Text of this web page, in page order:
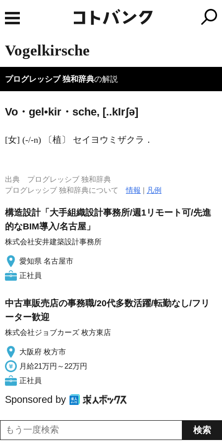
Vogelkirsche
プログレッシブ 独和辞典の解説
Vo・gel•kir・sche, [..kIrʃə]
[女] (-/-n) 〔植〕 セイヨウミザクラ．
出典 プログレッシブ 独和辞典
プログレッシブ 独和辞典について情報 | 凡例
構造設計「大手組織設計事務所/週1リモート可/先進
的なBIM導入/名古屋」
株式会社安井建築設計事務所
愛知県 名古屋市
正社員
中古車販売店の事務職/20代多数活躍/転勤なし/フリ
ーター歓迎
株式会社ジョブカーズ 枚方東店
大阪府 枚方市
月給21万円～22万円
正社員
Sponsored by